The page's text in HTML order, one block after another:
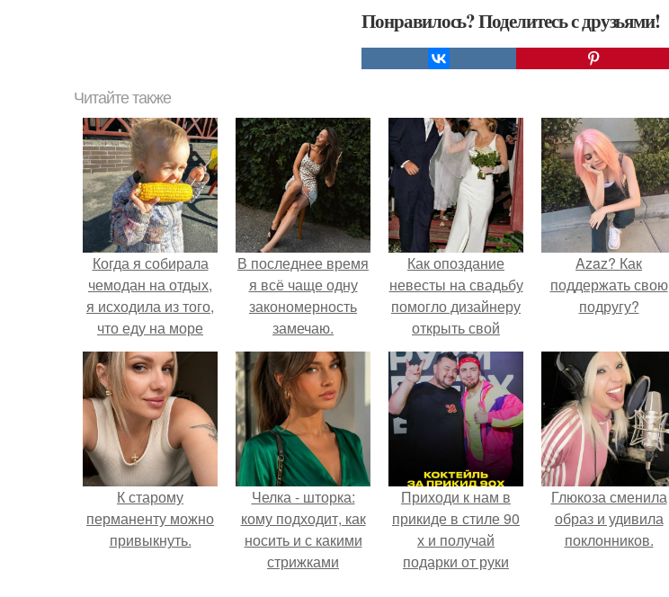
Понравилось? Поделитесь с друзьями!
Читайте также
Когда я собирала
чемодан на отдых,
я исходила из того,
что еду на море
одна с двумя
детьми.
В последнее время
я всё чаще одну
закономерность
замечаю.
Как опоздание
невесты на свадьбу
помогло дизайнеру
открыть свой
бренд.
Azaz? Как
поддержать свою
подругу?
К старому
перманенту можно
привыкнуть.
Челка - шторка:
кому подходит, как
носить и с какими
стрижками
Приходи к нам в
прикиде в стиле 90
х и получай
подарки от руки
Глюкоза сменила
образ и удивила
поклонников.